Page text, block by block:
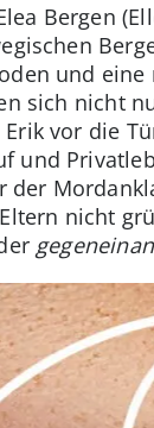
Bergen
und
sich nicht
vor die
und
nicht